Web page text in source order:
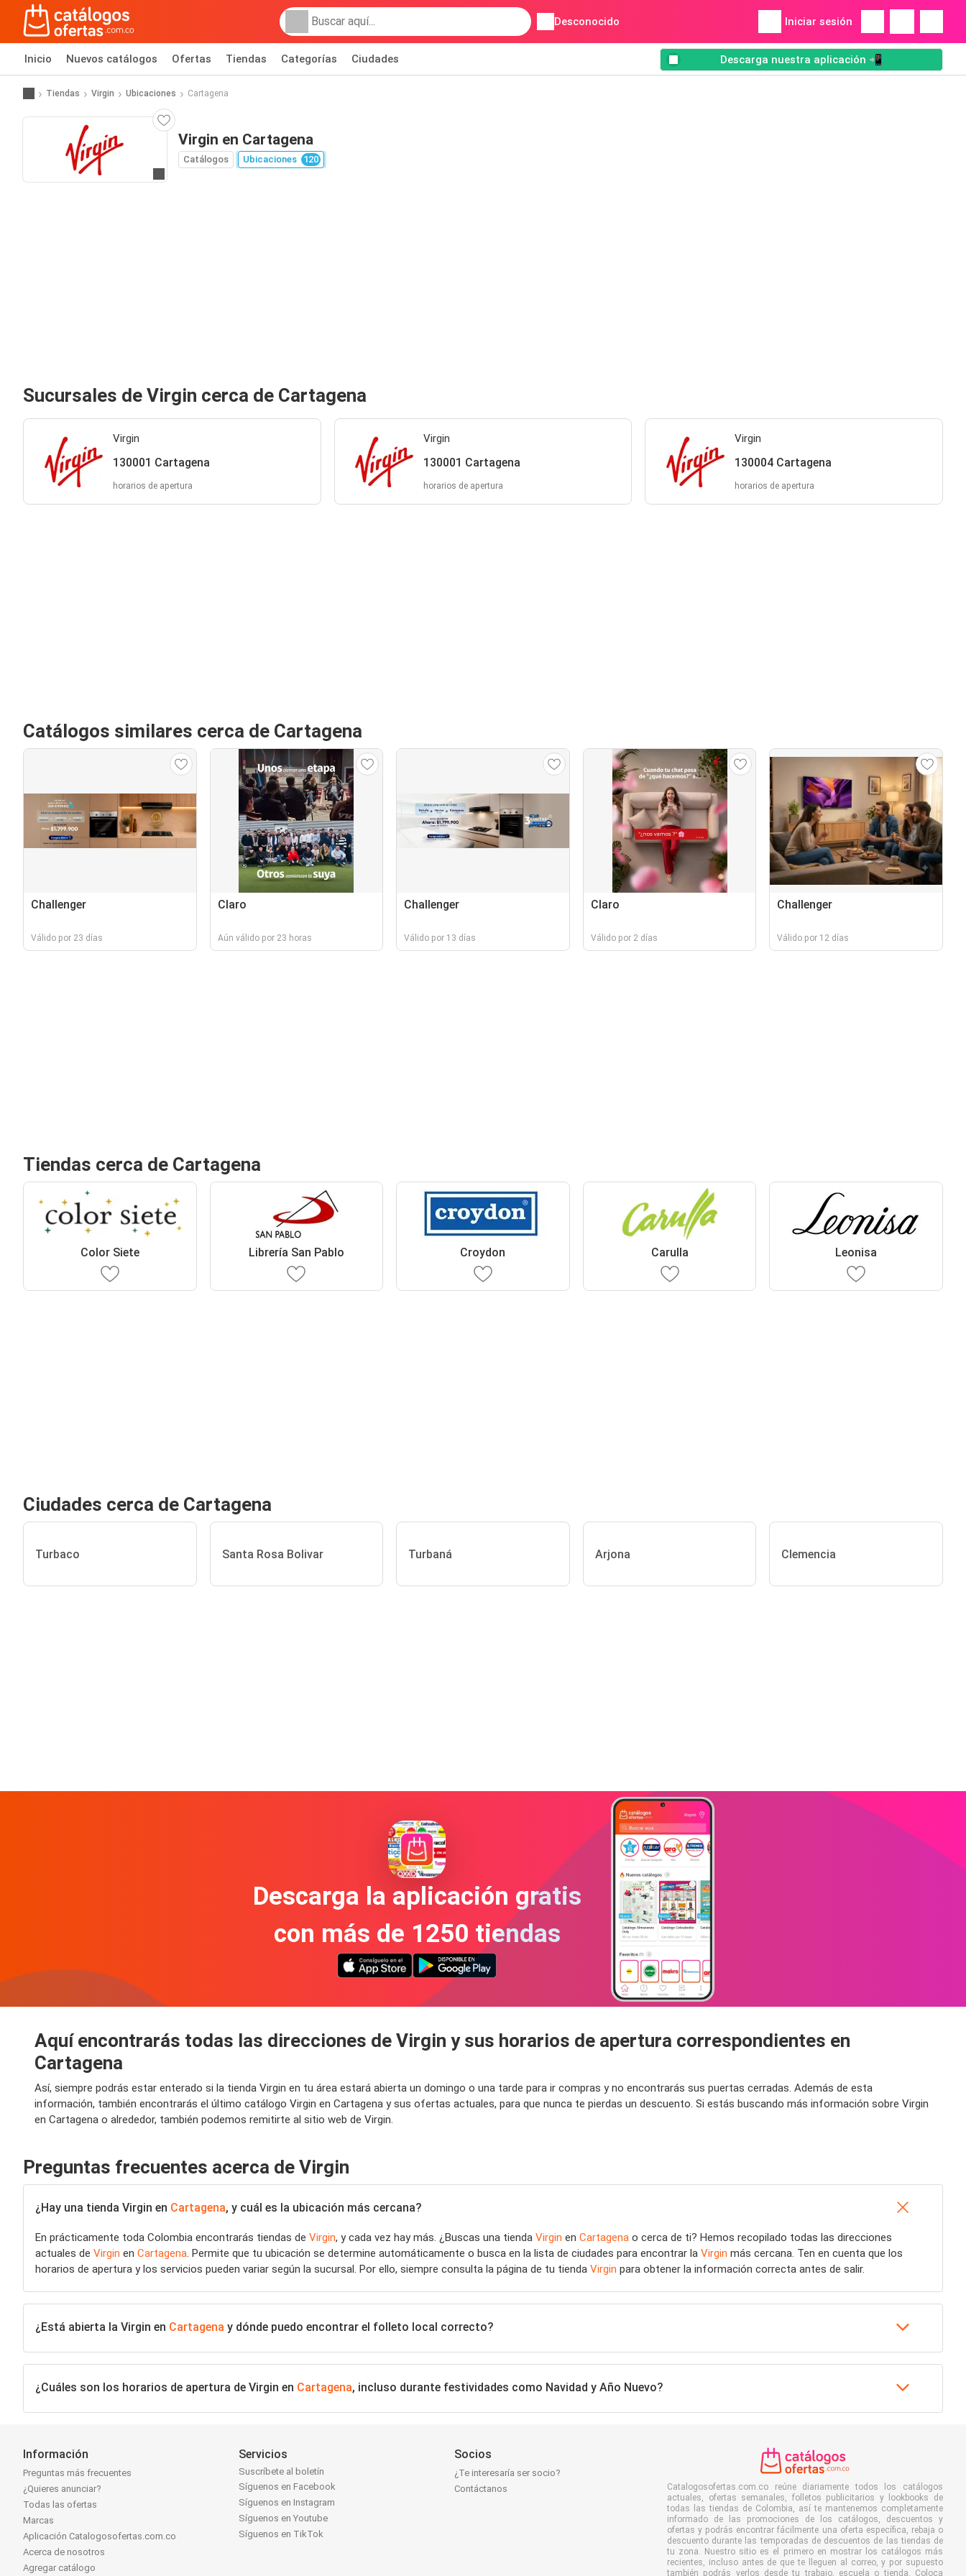
Desconocido Iniciar sesión
Inicio Nuevos catálogos Ofertas Tiendas Categorías Ciudades Descarga nuestra aplicación 📲
Tiendas Virgin Ubicaciones Cartagena
Virgin en Cartagena
Catálogos Ubicaciones 120
Sucursales de Virgin cerca de Cartagena
Virgin
130001 Cartagena
horarios de apertura
Virgin
130001 Cartagena
horarios de apertura
Virgin
130004 Cartagena
horarios de apertura
Catálogos similares cerca de Cartagena
Challenger
Válido por 23 días
Claro
Aún válido por 23 horas
Challenger
Válido por 13 días
Claro
Válido por 2 días
Challenger
Válido por 12 días
Tiendas cerca de Cartagena
Color Siete Librería San Pablo Croydon Carulla Leonisa
Ciudades cerca de Cartagena
Turbaco Santa Rosa Bolivar Turbaná Arjona Clemencia
Descarga la aplicación gratis
con más de 1250 tiendas
Aquí encontrarás todas las direcciones de Virgin y sus horarios de apertura correspondientes en
Cartagena
Así, siempre podrás estar enterado si la tienda Virgin en tu área estará abierta un domingo o una tarde para ir compras y no encontrarás sus puertas cerradas. Además de esta
información, también encontrarás el último catálogo Virgin en Cartagena y sus ofertas actuales, para que nunca te pierdas un descuento. Si estás buscando más información sobre Virgin
en Cartagena o alrededor, también podemos remitirte al sitio web de Virgin.
Preguntas frecuentes acerca de Virgin
¿Hay una tienda Virgin en Cartagena, y cuál es la ubicación más cercana?
En prácticamente toda Colombia encontrarás tiendas de Virgin, y cada vez hay más. ¿Buscas una tienda Virgin en Cartagena o cerca de ti? Hemos recopilado todas las direcciones
actuales de Virgin en Cartagena. Permite que tu ubicación se determine automáticamente o busca en la lista de ciudades para encontrar la Virgin más cercana. Ten en cuenta que los
horarios de apertura y los servicios pueden variar según la sucursal. Por ello, siempre consulta la página de tu tienda Virgin para obtener la información correcta antes de salir.
¿Está abierta la Virgin en Cartagena y dónde puedo encontrar el folleto local correcto?
¿Cuáles son los horarios de apertura de Virgin en Cartagena, incluso durante festividades como Navidad y Año Nuevo?
Información
Preguntas más frecuentes
¿Quieres anunciar?
Todas las ofertas
Marcas
Aplicación Catalogosofertas.com.co
Acerca de nosotros
Agregar catálogo
Servicios
Suscríbete al boletín
Síguenos en Facebook
Síguenos en Instagram
Síguenos en Youtube
Síguenos en TikTok
Socios
¿Te interesaría ser socio?
Contáctanos
Catalogosofertas.com.co reúne diariamente todos los catálogos
actuales, ofertas semanales, folletos publicitarios y lookbooks de
todas las tiendas de Colombia, así te mantenemos completamente
informado de las promociones de los catálogos, descuentos y
ofertas y podrás encontrar fácilmente una oferta específica, rebaja o
descuento durante las temporadas de descuentos de las tiendas de
tu zona. Nuestro sitio es el primero en mostrar los catálogos más
recientes, incluso antes de que te lleguen al correo, y por supuesto
también podrás verlos desde tu trabajo, escuela o tienda. Coloca